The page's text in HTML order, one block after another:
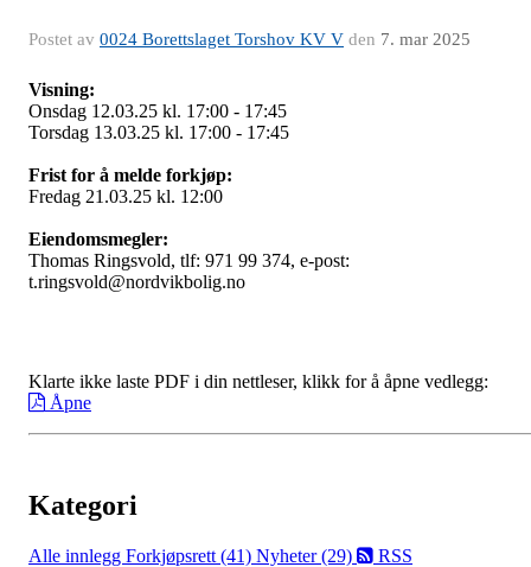
Postet av 0024 Borettslaget Torshov KV V den 7. mar 2025
Visning:
Onsdag 12.03.25 kl. 17:00 - 17:45
Torsdag 13.03.25 kl. 17:00 - 17:45
Frist for å melde forkjøp:
Fredag 21.03.25 kl. 12:00
Eiendomsmegler:
Thomas Ringsvold, tlf: 971 99 374, e-post:
t.ringsvold@nordvikbolig.no
Klarte ikke laste PDF i din nettleser, klikk for å åpne vedlegg:
Åpne
Kategori
Alle innlegg Forkjøpsrett (41) Nyheter (29) RSS